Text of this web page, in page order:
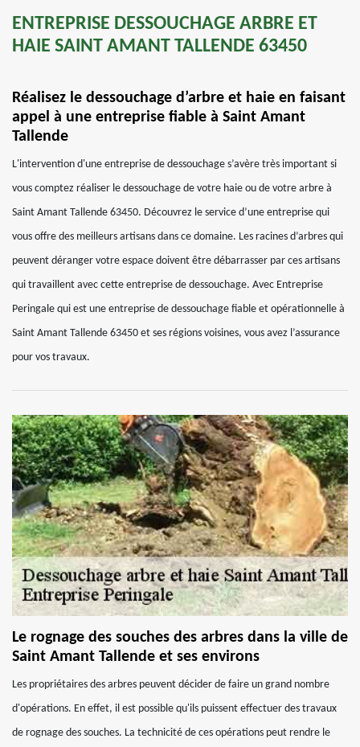
ENTREPRISE DESSOUCHAGE ARBRE ET
HAIE SAINT AMANT TALLENDE 63450
Réalisez le dessouchage d’arbre et haie en faisant
appel à une entreprise fiable à Saint Amant
Tallende
L'intervention d'une entreprise de dessouchage s’avère très important si
vous comptez réaliser le dessouchage de votre haie ou de votre arbre à
Saint Amant Tallende 63450. Découvrez le service d’une entreprise qui
vous offre des meilleurs artisans dans ce domaine. Les racines d’arbres qui
peuvent déranger votre espace doivent être débarrasser par ces artisans
qui travaillent avec cette entreprise de dessouchage. Avec Entreprise
Peringale qui est une entreprise de dessouchage fiable et opérationnelle à
Saint Amant Tallende 63450 et ses régions voisines, vous avez l’assurance
pour vos travaux.
Le rognage des souches des arbres dans la ville de
Saint Amant Tallende et ses environs
Les propriétaires des arbres peuvent décider de faire un grand nombre
d'opérations. En effet, il est possible qu'ils puissent effectuer des travaux
de rognage des souches. La technicité de ces opérations peut rendre le